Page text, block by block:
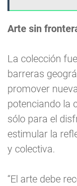
Arte sin
La colección
barreras
promover
potenciando la
sólo para el
estimular la
y colectiva.
“El arte debe